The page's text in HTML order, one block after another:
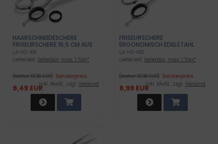
HAARSCHNEIDESCHERE
FRISEURSCHERE 15,5 CM AUS
ROSTFREIEM EDELSTAHL
LA-HS-451
Lieferzeit: lieferbar, max. 1 Tag*
(bisher 13,99 EUR) Sonderpreis
6,49 EURinkl .MwSt., zzgl. Versand
FRISEURSCHERE
ERGONOMISCH EDELSTAHL
ROSTFREI 17 CM
LA-HS-450
Lieferzeit: lieferbar, max. 1 Tag*
(bisher 13,99 EUR) Sonderpreis
6,99 EURinkl .MwSt., zzgl. Versand